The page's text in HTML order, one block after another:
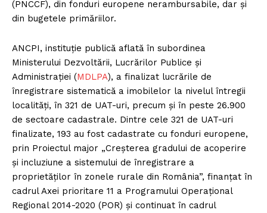
(PNCCF), din fonduri europene nerambursabile, dar și
din bugetele primăriilor.
ANCPI, instituție publică aflată în subordinea
Ministerului Dezvoltării, Lucrărilor Publice și
Administrației (MDLPA), a finalizat lucrările de
înregistrare sistematică a imobilelor la nivelul întregii
localități, în 321 de UAT-uri, precum și în peste 26.900
de sectoare cadastrale. Dintre cele 321 de UAT-uri
finalizate, 193 au fost cadastrate cu fonduri europene,
prin Proiectul major „Creșterea gradului de acoperire
și incluziune a sistemului de înregistrare a
proprietăților în zonele rurale din România”, finanțat în
cadrul Axei prioritare 11 a Programului Operaţional
Regional 2014-2020 (POR) și continuat în cadrul